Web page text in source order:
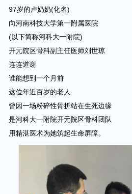
97岁的卢奶奶(化名)
向河南科技大学第一附属医院
(以下简称河科大一附院)
开元院区骨科副主任医师刘世琼
连连道谢
谁能想到一个月前
这位年近百岁的老人
曾因一场粉碎性骨折站在生死边缘
是河科大一附院开元院区骨科团队
用精湛医术为她筑起生命屏障。